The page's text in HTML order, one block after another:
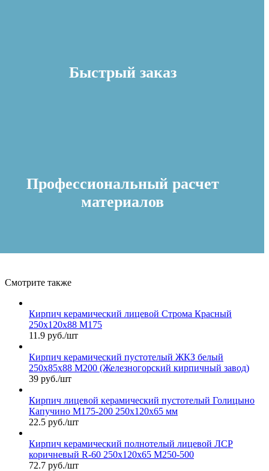
Быстрый заказ
Профессиональный расчет
материалов
Смотрите также
Кирпич керамический лицевой Строма Красный
250х120х88 М175
11.9 руб./шт
Кирпич керамический пустотелый ЖКЗ белый
250х85х88 М200 (Железногорский кирпичный завод)
39 руб./шт
Кирпич лицевой керамический пустотелый Голицыно
Капучино М175-200 250х120х65 мм
22.5 руб./шт
Кирпич керамический полнотелый лицевой ЛСР
коричневый R-60 250х120х65 М250-500
72.7 руб./шт